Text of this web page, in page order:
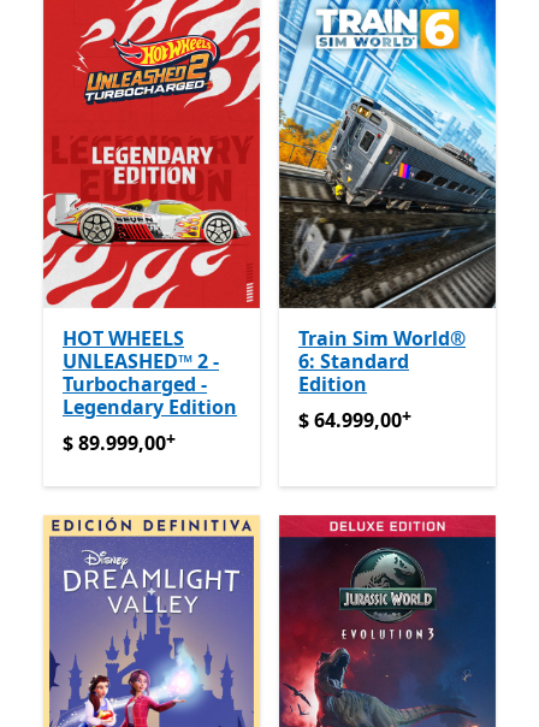
HOT WHEELS
UNLEASHED™ 2 -
Turbocharged -
Legendary Edition
$ 89.999,00Ofrece compras dentro de la aplicación
$ 89.999,00+
Train Sim World®
6: Standard
Edition
$ 64.999,00Ofrece
$ 64.999,00+